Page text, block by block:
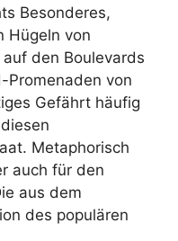
Besonderes,
Hügeln von
den Boulevards
Promenaden von
Gefährt häufig
Metaphorisch
auch für den
aus dem
des populären